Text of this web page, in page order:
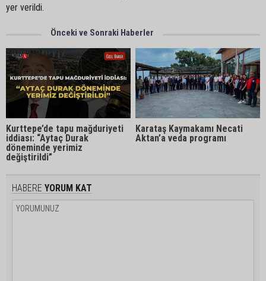
yer verildi.
Önceki ve Sonraki Haberler
Kurttepe’de tapu mağduriyeti
iddiası: “Aytaç Durak
döneminde yerimiz
değiştirildi”
Karataş Kaymakamı Necati
Aktan’a veda programı
HABERE YORUM KAT